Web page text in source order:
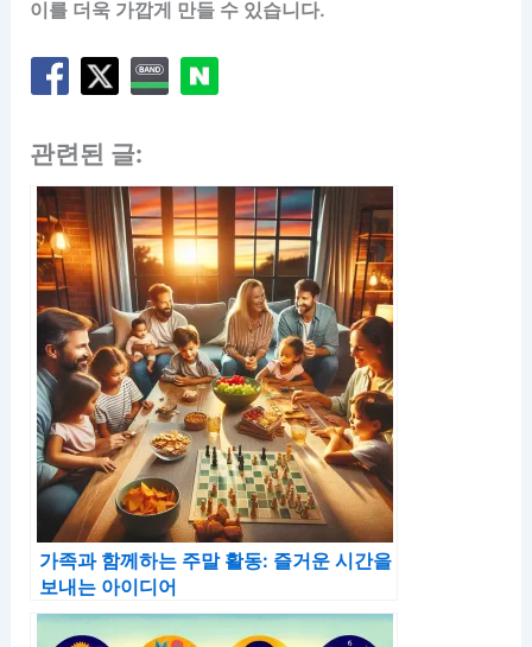
이를 더욱 가깝게 만들 수 있습니다.
관련된 글:
가족과 함께하는 주말 활동: 즐거운 시간을
보내는 아이디어